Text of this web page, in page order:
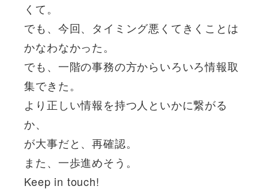
くて。
でも、今回、タイミング悪くてきくことは
かなわなかった。
でも、一階の事務の方からいろいろ情報取
集できた。
より正しい情報を持つ人といかに繋がる
か、
が大事だと、再確認。
また、一歩進めそう。
Keep in touch!